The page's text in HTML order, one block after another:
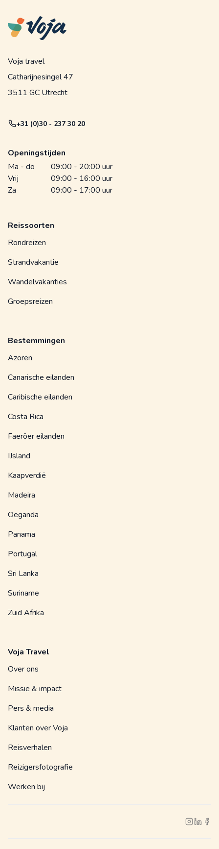
Voja travel
Catharijnesingel 47
3511 GC Utrecht
+31 (0)30 - 237 30 20
Openingstijden
Ma - do
09:00 - 20:00 uur
Vrij
09:00 - 16:00 uur
Za
09:00 - 17:00 uur
Reissoorten
Rondreizen
Strandvakantie
Wandelvakanties
Groepsreizen
Bestemmingen
Azoren
Canarische eilanden
Caribische eilanden
Costa Rica
Faeröer eilanden
IJsland
Kaapverdië
Madeira
Oeganda
Panama
Portugal
Sri Lanka
Suriname
Zuid Afrika
Voja Travel
Over ons
Missie & impact
Pers & media
Klanten over Voja
Reisverhalen
Reizigersfotografie
Werken bij